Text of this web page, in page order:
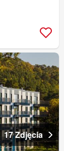
17 Zdjęcia